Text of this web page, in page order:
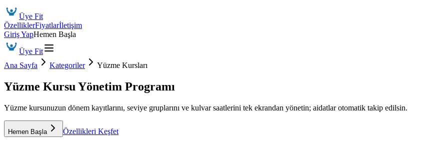
Üye Fit
ÖzelliklerFiyatlarİletişim
Giriş YapHemen Başla
Üye Fit
Ana Sayfa
Kategoriler Yüzme Kursları
Yüzme Kursu Yönetim Programı
Yüzme kursunuzun dönem kayıtlarını, seviye gruplarını ve kulvar saatlerini tek ekrandan yönetin; aidatlar otomatik takip edilsin.
Hemen Başla Özellikleri Keşfet